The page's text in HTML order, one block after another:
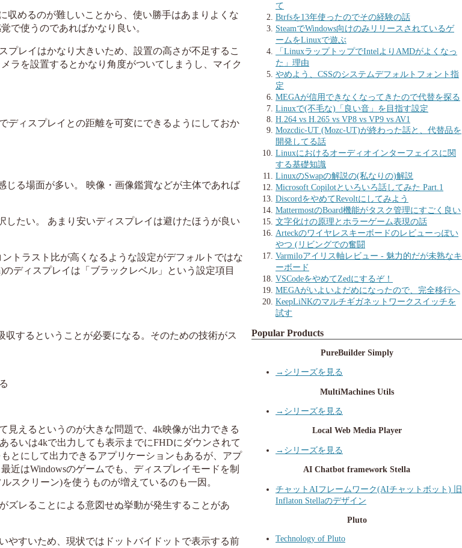
収めるのが難しいことから、使い勝手はあまりよくな
で使うのであればかなり良い。
プレイはかなり大きいため、設置の高さが不足するこ
ラを設置するとかなり角度がついてしまうし、マイク
ディスプレイとの距離を可変にできるようにしておか
る場面が多い。 映像・画像鑑賞などが主体であれば
たい。 あまり安いディスプレイは避けたほうが良い
トラスト比が高くなるような設定がデフォルトではな
ディスプレイは「ブラックレベル」という設定項目
するということが必要になる。そのための技術がス
見えるというのが大きな問題で、4k映像が出力できる
るいは4kで出力しても表示までにFHDにダウンされて
とにして出力できるアプリケーションもあるが、アプ
近はWindowsのゲームでも、ディスプレイモードを制
スクリーン)を使うものが増えているのも一因。
ズレることによる意図せぬ挙動が発生することがあ
やすいため、現状ではドットバイドットで表示する前
て
Btrfsを13年使ったのでその経験の話
SteamでWindows向けのみリリースされているゲ
ームをLinuxで遊ぶ
「LinuxラップトップでIntelよりAMDがよくなっ
た」理由
やめよう、CSSのシステムデフォルトフォント指
定
MEGAが信用できなくなってきたので代替を探る
Linuxで(不毛な)「良い音」を目指す設定
H.264 vs H.265 vs VP8 vs VP9 vs AV1
Mozcdic-UT (Mozc-UT)が終わった話と、代替品を
開発してる話
Linuxにおけるオーディオインターフェイスに関
する基礎知識
LinuxのSwapの解説の(私なりの)解説
Microsoft Copilotといろいろ話してみた Part.1
DiscordをやめてRevoltにしてみよう
MattermostのBoard機能がタスク管理にすごく良い
文字化けの原理とホラーゲーム表現の話
Arteckのワイヤレスキーボードのレビューっぽい
やつ (リビングでの奮闘
Varmiloアイリス軸レビュー - 魅力的だが未熟なキ
ーボード
VSCodeをやめてZedにするぞ！
MEGAがいよいよだめになったので、完全移行へ
KeepLiNKのマルチギガネットワークスイッチを
試す
Popular Products
PureBuilder Simply
→シリーズを見る
MultiMachines Utils
→シリーズを見る
Local Web Media Player
→シリーズを見る
AI Chatbot framework Stella
チャットAIフレームワーク(AIチャットボット) 旧
Inflaton Stellaのデザイン
Pluto
Technology of Pluto